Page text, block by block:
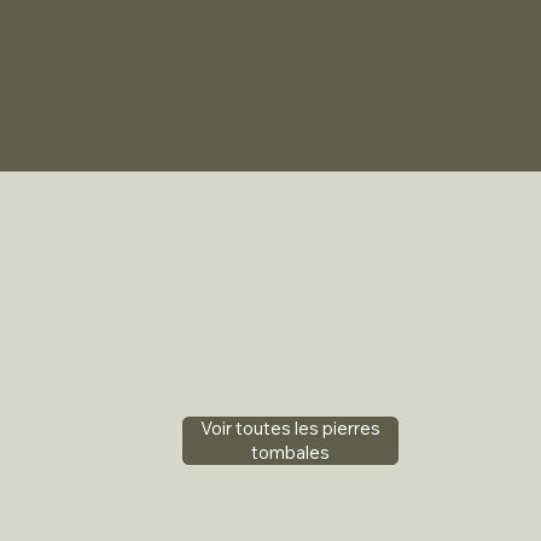
Voir toutes les pierres
tombales